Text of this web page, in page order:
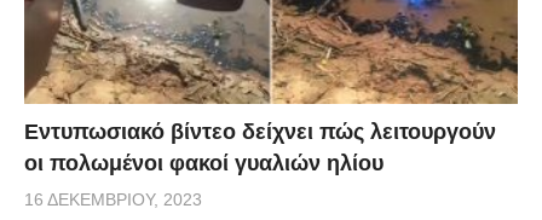
Εντυπωσιακό βίντεο δείχνει πώς λειτουργούν
οι πολωμένοι φακοί γυαλιών ηλίου
16 ΔΕΚΕΜΒΡΊΟΥ, 2023